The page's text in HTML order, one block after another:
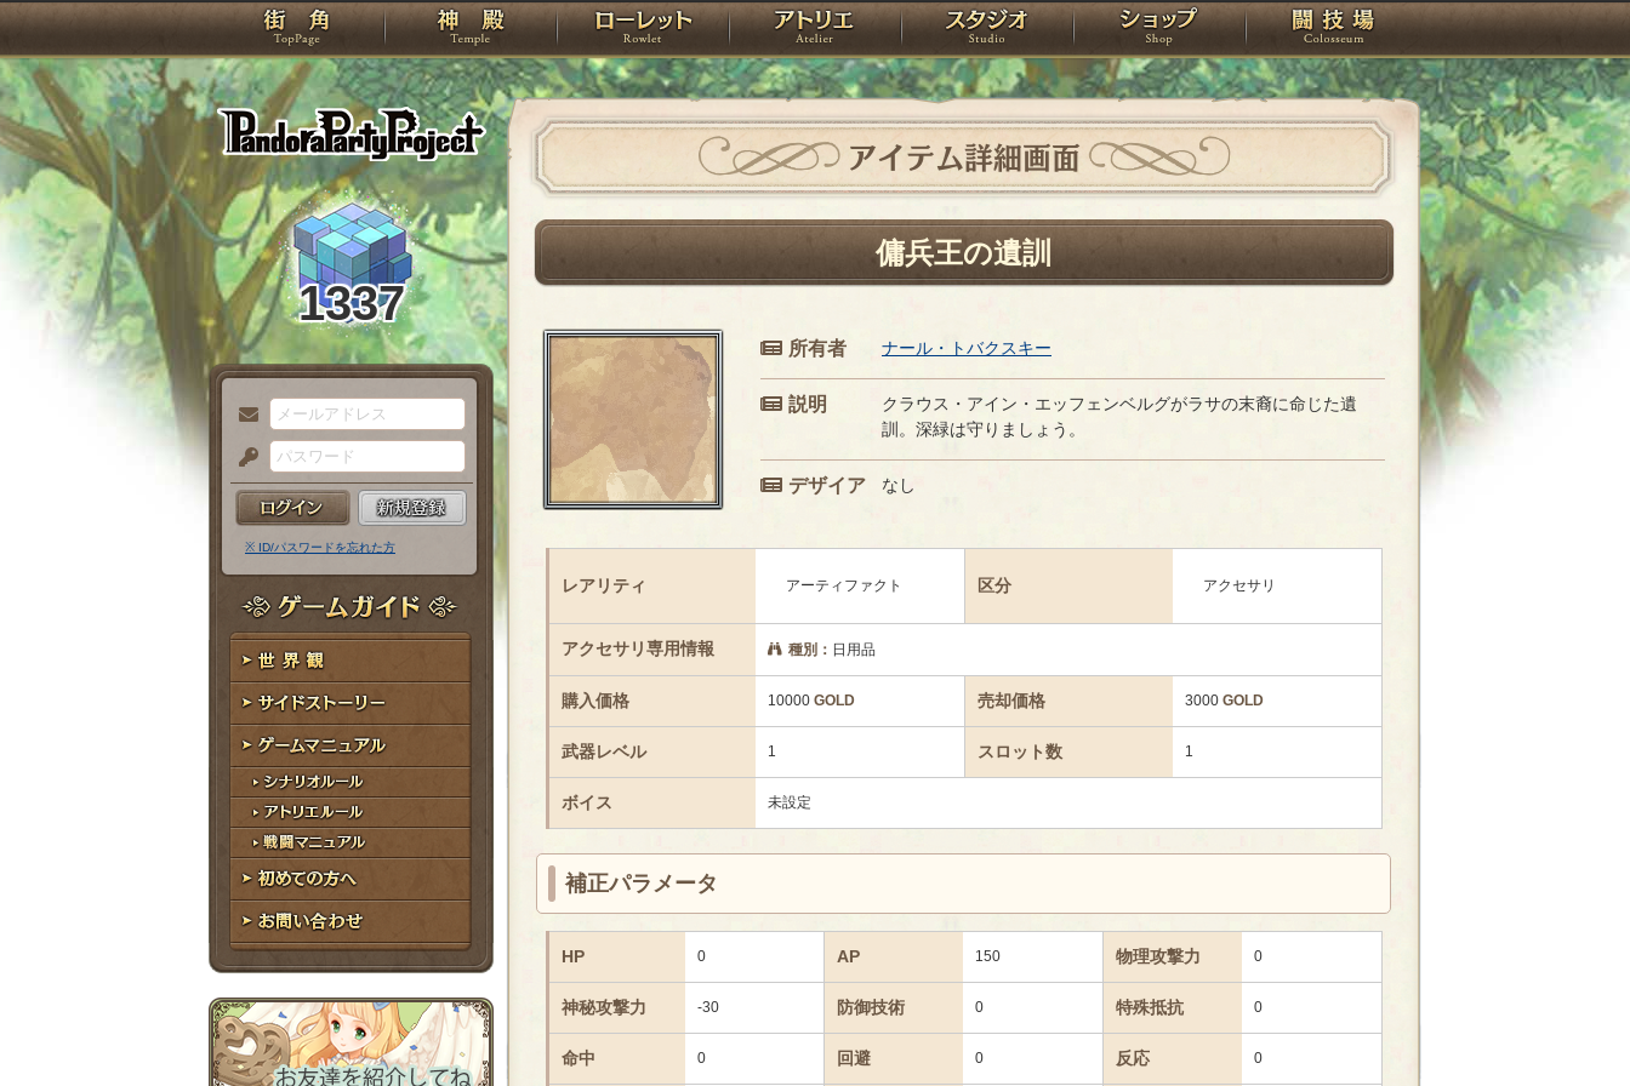
PandoraPartyProject
TOP 神殿 ローレット アトリエ スタジオ ショップ 闘技場
1337
メ
ー
ル
ア
ド
レ
ス
パ
ス
ー
ド
※ ID/パスワードを忘れた方
ゲームガイド
世界観
サイドストーリー
ゲームマニュアル
シナリオルール
アトリエルール
戦闘マニュアル
初めての方へ
お問い合わせ
アイテム詳細画面
傭兵王の遺訓
所有者 ナール・トバクスキー
説明
クラウス・アイン・エッフェンベルグがラサの末裔に命じた遺
訓。深緑は守りましょう。
デザイア なし
レアリティ アーティファクト 区分 アクセサリ
アクセサリ専用情報 種別： 日用品
購入価格 10000 GOLD 売却価格 3000 GOLD
武器レベル 1 スロット数 1
ボイス 未設定
補正パラメータ
HP 0 AP 150 物理攻撃力 0
神秘攻撃力 -30 防御技術 0 特殊抵抗 0
命中 0 回避 0 反応 0